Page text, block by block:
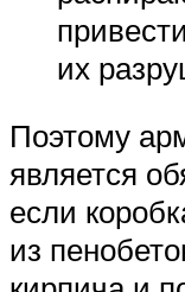
их
Поэтому
является
если
из